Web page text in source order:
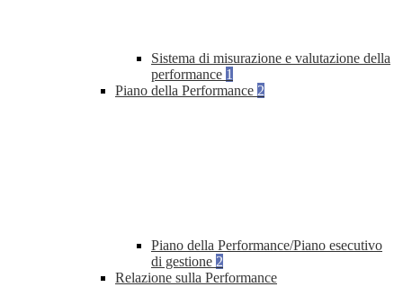
Sistema di misurazione e valutazione della
performance 1
Piano della Performance 2
Piano della Performance/Piano esecutivo
di gestione 2
Relazione sulla Performance